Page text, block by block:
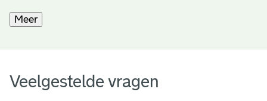
Meer
Veelgestelde vragen